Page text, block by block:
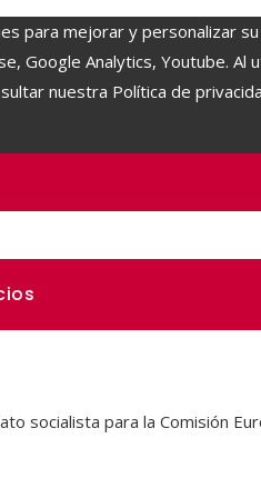
para mejorar y personalizar
Google Analytics, Youtube.
nuestra Política de
socialista para la Comisión